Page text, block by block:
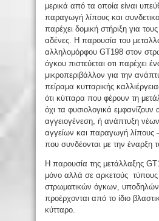
μερικά από τα οποία είναι
παραγωγή λίπους και
παρέχει δομική στήριξη για
αδένες. Η παρουσία του
αλληλομόρφου GT198 στον
όγκου πιστεύεται οτι παρέχει
μικροπεριβάλλον για την
πείραμα κυτταρικής
ότι κύτταρα που φέρουν τη
όχι τα φυσιολογικά εμφανίζουν
αγγειογένεση, ή ανάπτυξη
αγγείων και παραγωγή λίπους
που συνδέονται με την έναρξη
Η παρουσία της μετάλλαξης
μόνο αλλά σε αρκετούς
στρωματικών όγκων,
προέρχονται από το ίδιο
κύτταρο.